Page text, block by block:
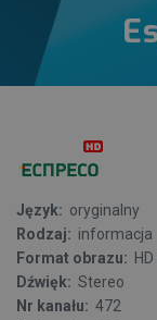
Język: oryginalny
Rodzaj: informacja
Format obrazu:
Dźwięk: Stereo
Nr kanału: 472